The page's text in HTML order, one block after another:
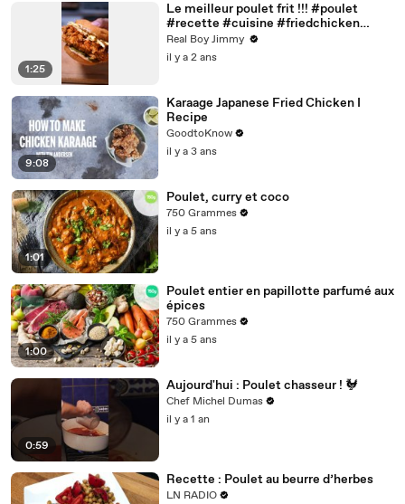
1:25
Le meilleur poulet frit !!! #poulet
#recette #cuisine #friedchicken
#raisingcanes
Real Boy Jimmy ‍
il y a 2 ans
9:08
Karaage Japanese Fried Chicken I
Recipe
GoodtoKnow
il y a 3 ans
1:01
Poulet, curry et coco
750 Grammes
il y a 5 ans
1:00
Poulet entier en papillotte parfumé aux
épices
750 Grammes
il y a 5 ans
0:59
Aujourd'hui : Poulet chasseur ! 🐓
Chef Michel Dumas
il y a 1 an
Recette : Poulet au beurre d’herbes
LN RADIO